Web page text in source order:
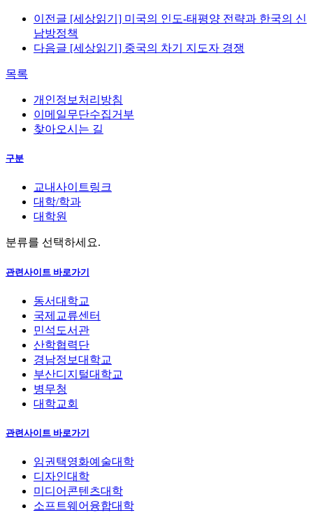
이전글 [세상읽기] 미국의 인도-태평양 전략과 한국의 신
남방정책
다음글 [세상읽기] 중국의 차기 지도자 경쟁
목록
개인정보처리방침
이메일무단수집거부
찾아오시는 길
구분
교내사이트링크
대학/학과
대학원
분류를 선택하세요.
관련사이트 바로가기
동서대학교
국제교류센터
민석도서관
산학협력단
경남정보대학교
부산디지털대학교
병무청
대학교회
관련사이트 바로가기
임권택영화예술대학
디자인대학
미디어콘텐츠대학
소프트웨어융합대학